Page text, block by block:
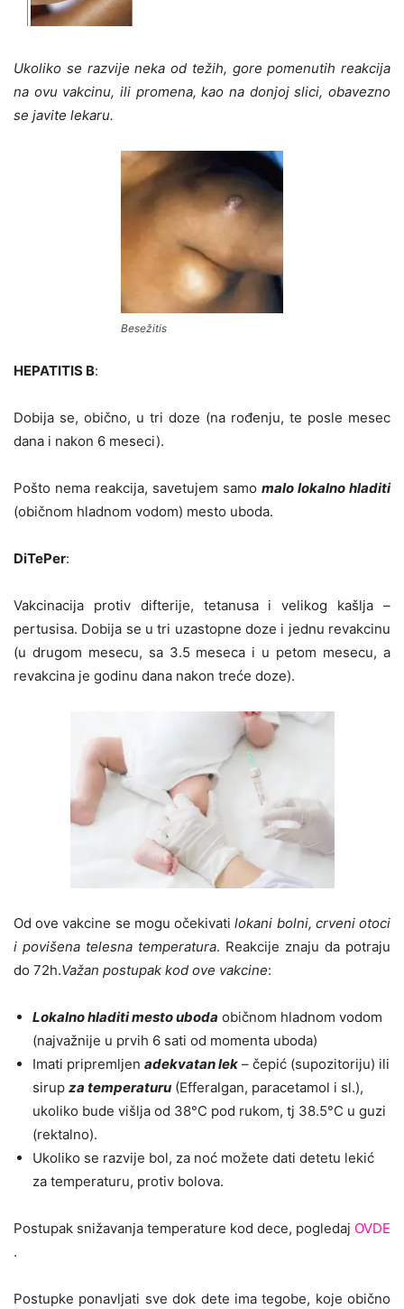
Ukoliko se razvije neka od težih, gore pomenutih reakcija
na ovu vakcinu, ili promena, kao na donjoj slici, obavezno
se javite lekaru.
Besežitis
HEPATITIS B:
Dobija se, obično, u tri doze (na rođenju, te posle mesec
dana i nakon 6 meseci).
Pošto nema reakcija, savetujem samo malo lokalno hladiti
(običnom hladnom vodom) mesto uboda.
DiTePer:
Vakcinacija protiv difterije, tetanusa i velikog kašlja –
pertusisa. Dobija se u tri uzastopne doze i jednu revakcinu
(u drugom mesecu, sa 3.5 meseca i u petom mesecu, a
revakcina je godinu dana nakon treće doze).
Od ove vakcine se mogu očekivatilokani bolni, crveni otoci
i povišena telesna temperatura. Reakcije znaju da potraju
do 72h.Važan postupak kod ove vakcine:
Lokalno hladiti mesto uboda običnom hladnom vodom
(najvažnije u prvih 6 sati od momenta uboda)
Imati pripremljen adekvatan lek – čepić (supozitoriju) ili
sirup za temperaturu (Efferalgan, paracetamol i sl.),
ukoliko bude višlja od 38°C pod rukom, tj 38.5°C u guzi
(rektalno).
Ukoliko se razvije bol, za noć možete dati detetu lekić
za temperaturu, protiv bolova.
Postupak snižavanja temperature kod dece, pogledaj OVDE
.
Postupke ponavljati sve dok dete ima tegobe, koje obično